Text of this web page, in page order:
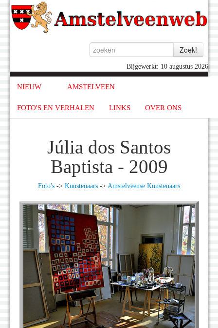
Bijgewerkt: 10 augustus 2026
NIEUW AMSTELVEEN
FOTO'S EN VERHALEN LINKS OVER ONS
Júlia dos Santos
Baptista - 2009
Foto's -> Kunstenaars -> Amstelveense Kunstenaars